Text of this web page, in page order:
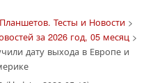
Тесты и Новости>
за 2026 год, 05 месяц>
дату выхода в Европе и